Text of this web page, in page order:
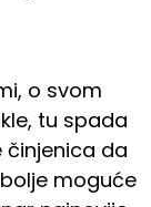
o svom
tu spada
činjenica da
moguće